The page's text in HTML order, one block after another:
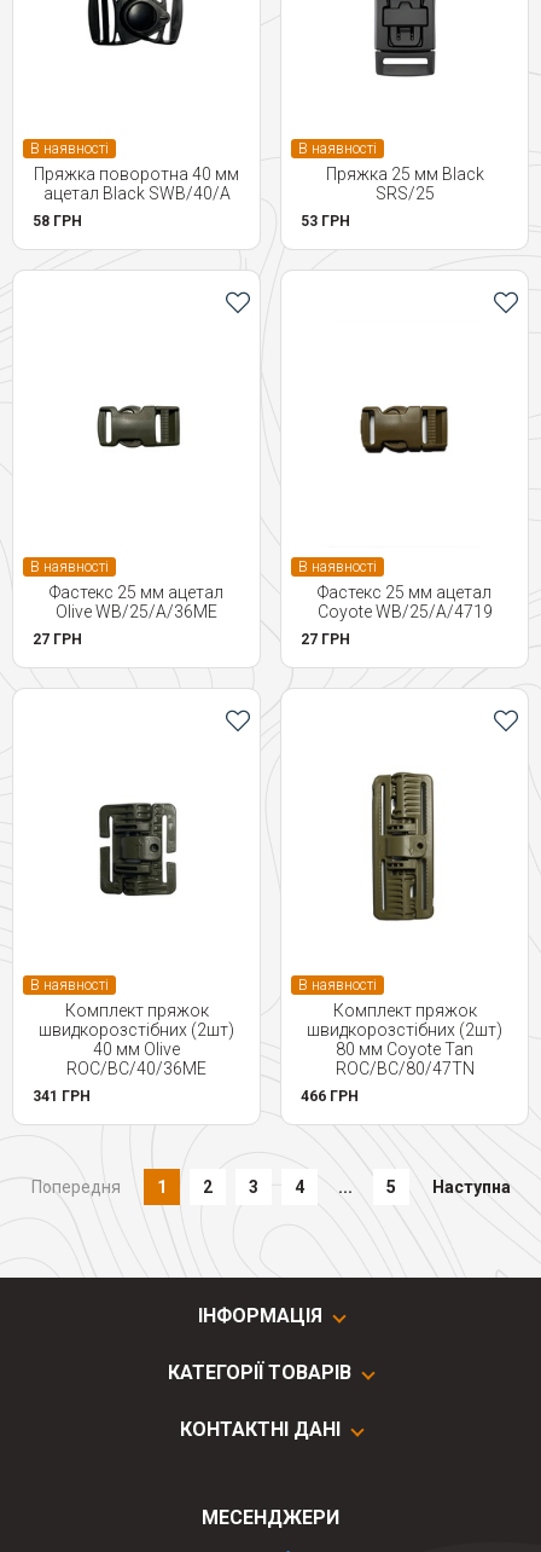
В наявності
Пряжка поворотна 40 мм
ацетал Black SWB/40/A
58 ГРН
В наявності
Пряжка 25 мм Black
SRS/25
53 ГРН
В наявності
Фастекс 25 мм ацетал
Olive WB/25/A/36ME
27 ГРН
В наявності
Фастекс 25 мм ацетал
Coyote WB/25/A/4719
27 ГРН
В наявності
Комплект пряжок
швидкорозстібних (2шт)
40 мм Olive
ROC/BC/40/36ME
341 ГРН
В наявності
Комплект пряжок
швидкорозстібних (2шт)
80 мм Coyote Tan
ROC/BC/80/47TN
466 ГРН
Попередня 1 2 3 4 ... 5 Наступна
ІНФОРМАЦІЯ
КАТЕГОРІЇ ТОВАРІВ
КОНТАКТНІ ДАНІ
МЕСЕНДЖЕРИ